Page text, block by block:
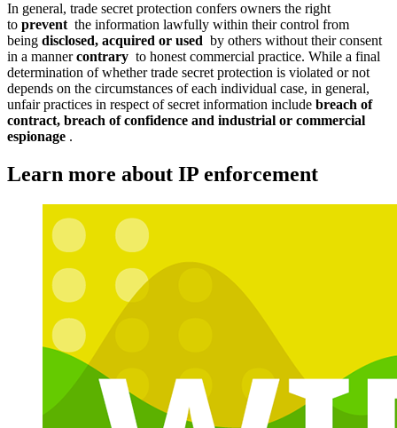
In general, trade secret protection confers owners the right
to preventthe information lawfully within their control from
being disclosed, acquired or used by others without their consent
in a mannercontrary to honest commercial practice. While a final
determination of whether trade secret protection is violated or not
depends on the circumstances of each individual case, in general,
unfair practices in respect of secret information include breach of
contract, breach of confidence and industrial or commercial
espionage .
Learn more about IP enforcement